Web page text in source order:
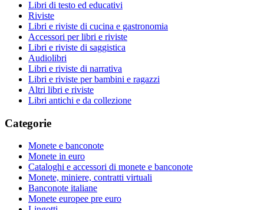
Libri di testo ed educativi
Riviste
Libri e riviste di cucina e gastronomia
Accessori per libri e riviste
Libri e riviste di saggistica
Audiolibri
Libri e riviste di narrativa
Libri e riviste per bambini e ragazzi
Altri libri e riviste
Libri antichi e da collezione
Categorie
Monete e banconote
Monete in euro
Cataloghi e accessori di monete e banconote
Monete, miniere, contratti virtuali
Banconote italiane
Monete europee pre euro